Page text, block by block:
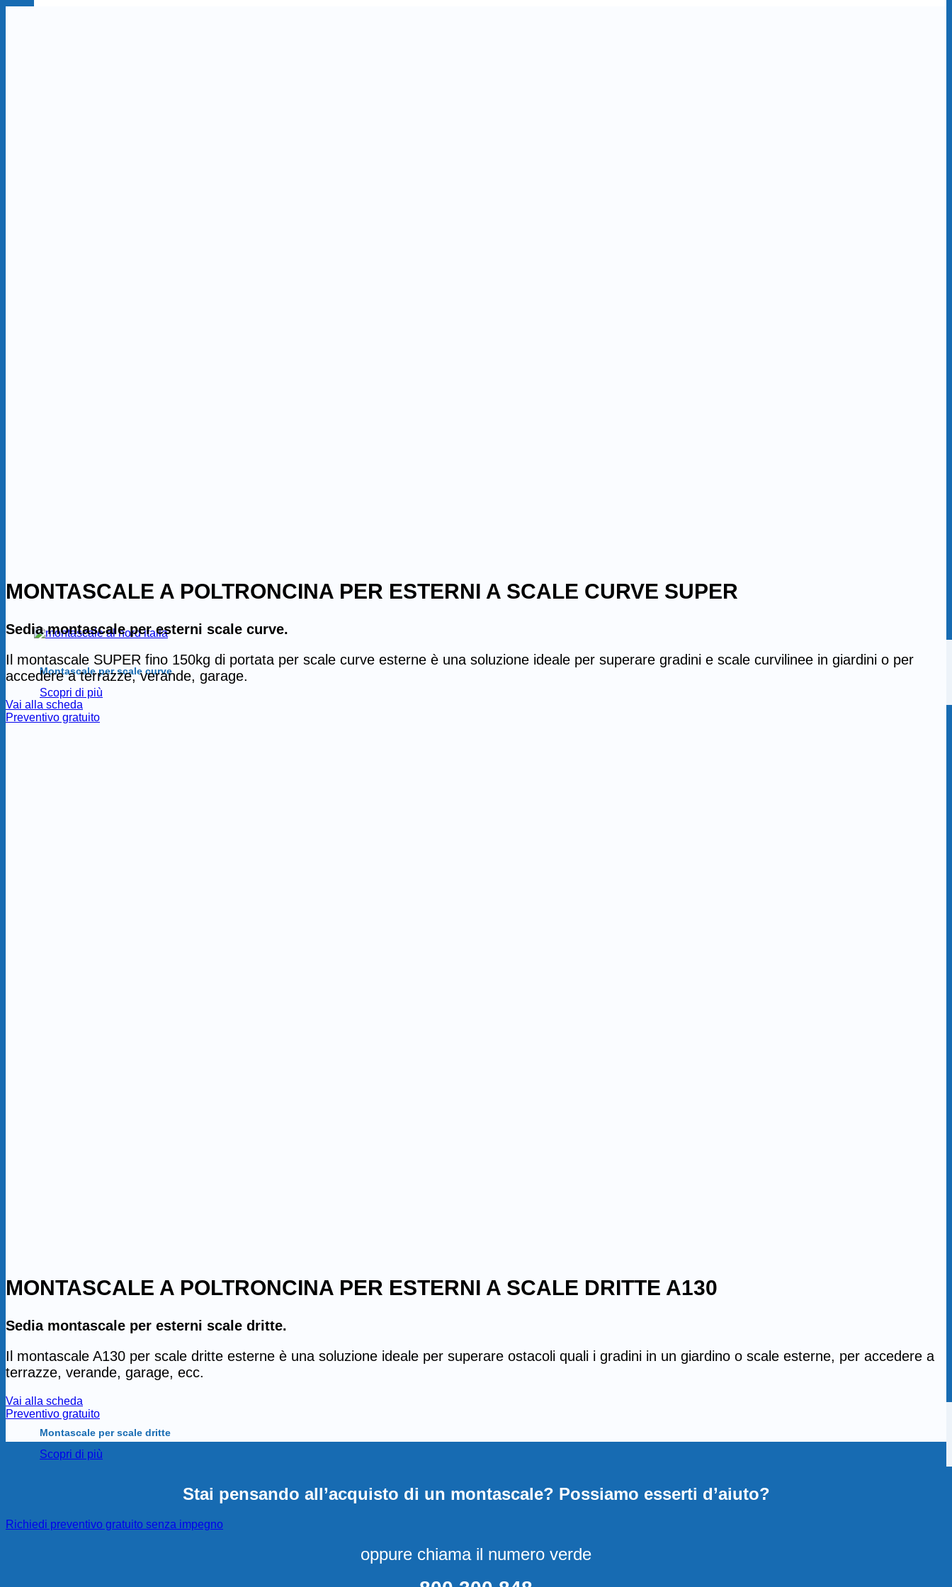
Montascale per scale curve
Scopri di più
Montascale per scale dritte
Scopri di più
MONTASCALE A POLTRONCINA PER ESTERNI A SCALE CURVE SUPER
Sedia montascale per esterni scale curve.
Il montascale SUPER fino 150kg di portata per scale curve esterne è una soluzione ideale per superare gradini e scale curvilinee in giardini o per
accedere a terrazze, verande, garage.
Vai alla scheda
Preventivo gratuito
MONTASCALE A POLTRONCINA PER ESTERNI A SCALE DRITTE A130
Sedia montascale per esterni scale dritte.
Il montascale A130 per scale dritte esterne è una soluzione ideale per superare ostacoli quali i gradini in un giardino o scale esterne, per accedere a
terrazze, verande, garage, ecc.
Vai alla scheda
Preventivo gratuito
Stai pensando all’acquisto di un montascale? Possiamo esserti d’aiuto?
Richiedi preventivo gratuito senza impegno
oppure chiama il numero verde